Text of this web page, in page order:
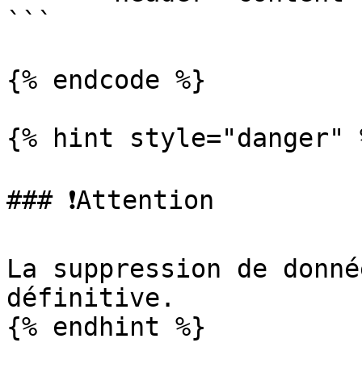
```
{% endcode %}
{% hint style="danger"
### ❗️Attention
La suppression de
définitive.